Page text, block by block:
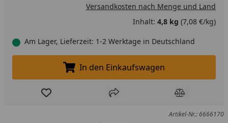
Versandkosten nach Menge und Land
Inhalt: 4,8 kg (7,08 €/kg)
Am Lager, Lieferzeit: 1-2 Werktage in Deutschland
In den Einkaufswagen legen
In den Einkaufswagen
Produkt zur Wunschliste hinzufügen
Teilen Produkt
Artikel-Nr.: 6666170